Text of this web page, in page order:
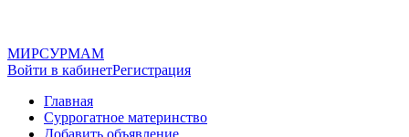
МИРСУРМАМ
Войти в кабинетРегистрация
Главная
Суррогатное материнство
Добавить объявление